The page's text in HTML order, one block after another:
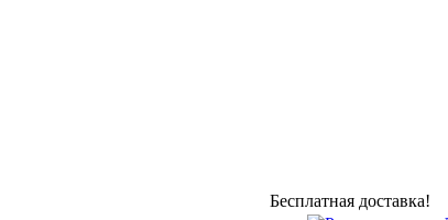
Бесплатная доставка!